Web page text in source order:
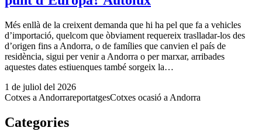
Més enllà de la creixent demanda que hi ha pel que fa a vehicles
d’importació, quelcom que òbviament requereix traslladar-los des
d’origen fins a Andorra, o de famílies que canvien el país de
residència, sigui per venir a Andorra o per marxar, arribades
aquestes dates estiuenques també sorgeix la…
1 de juliol del 2026
Cotxes a AndorrareportatgesCotxes ocasió a Andorra
Categories